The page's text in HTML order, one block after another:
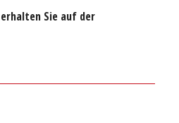
Sie auf der